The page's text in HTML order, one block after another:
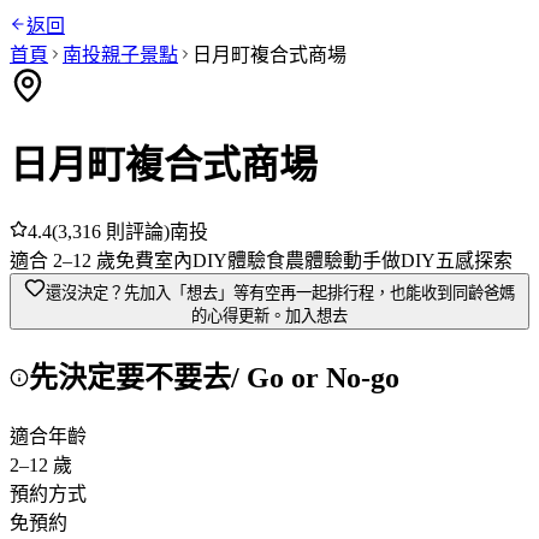
返回
首頁
南投親子景點 日月町複合式商場
日月町複合式商場
4.4(3,316 則評論)南投
適合 2–12 歲免費室內DIY體驗食農體驗動手做DIY五感探索
還沒決定？先加入「想去」 等有空再一起排行程，也能收到同齡爸媽
的心得更新。 加入想去
先決定要不要去/ Go or No-go
適合年齡
2–12 歲
預約方式
免預約